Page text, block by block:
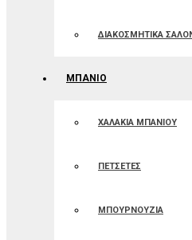
ΔΙΑΚΟΣΜΗΤΙΚΑ
ΜΠΑΝΙΟ
ΧΑΛΑΚΙΑ ΜΠΑΝΙΟΥ
ΠΕΤΣΕΤΕΣ
ΜΠΟΥΡΝΟΥΖΙΑ